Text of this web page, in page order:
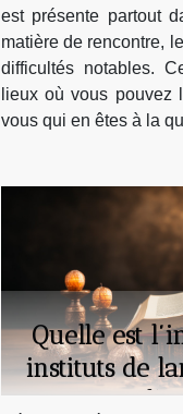
est présente partout
matière de rencontre,
difficultés notables.
lieux où vous pouvez
vous qui en êtes à la
Quelle est
instituts de